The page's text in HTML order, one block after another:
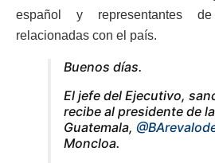
español y representantes
relacionadas con el país.
Buenos días.
El jefe del Ejecutivo,
recibe al presidente de
Guatemala,
Moncloa.